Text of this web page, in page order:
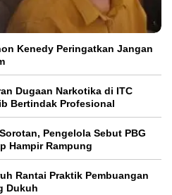
Kenedy Peringatkan Jangan
Dugaan Narkotika di ITC
Bertindak Profesional
Pengelola Sebut PBG
Hampir Rampung
Rantai Praktik Pembuangan
Dukuh